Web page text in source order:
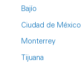
Bajío
Ciudad de México
Monterrey
Tijuana